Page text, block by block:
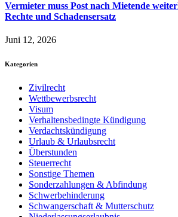
Vermieter muss Post nach Mietende
Rechte und Schadensersatz
Juni 12, 2026
Kategorien
Zivilrecht
Wettbewerbsrecht
Visum
Verhaltensbedingte Kündigung
Verdachtskündigung
Urlaub & Urlaubsrecht
Überstunden
Steuerrecht
Sonstige Themen
Sonderzahlungen & Abfindung
Schwerbehinderung
Schwangerschaft & Mutterschutz